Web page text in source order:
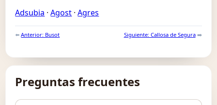
Adsubia ·Agost ·Agres
⬅️Anterior: Busot Siguiente: Callosa de Segura➡️
Preguntas frecuentes